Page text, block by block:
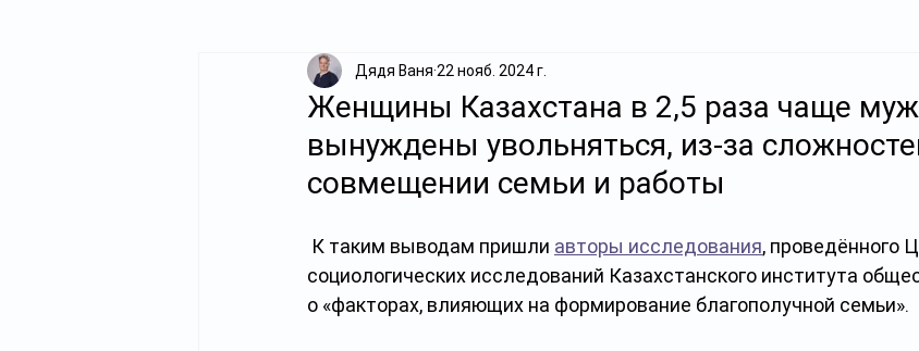
Женщины Казахстана в 2,5 раза чаще
вынуждены увольняться, из-за
совмещении семьи и работы
Дядя Ваня 22 нояб. 2024 г.
К таким выводам пришли авторы исследования, проведённого
социологических исследований Казахстанского института
о «факторах, влияющих на формирование благополучной семьи».